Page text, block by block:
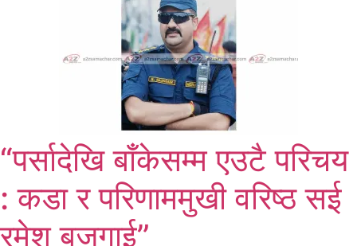
“पर्सादेखि बाँकेसम्म एउटै परिचय
: कडा र परिणाममुखी वरिष्ठ सई
रमेश बजगाई”